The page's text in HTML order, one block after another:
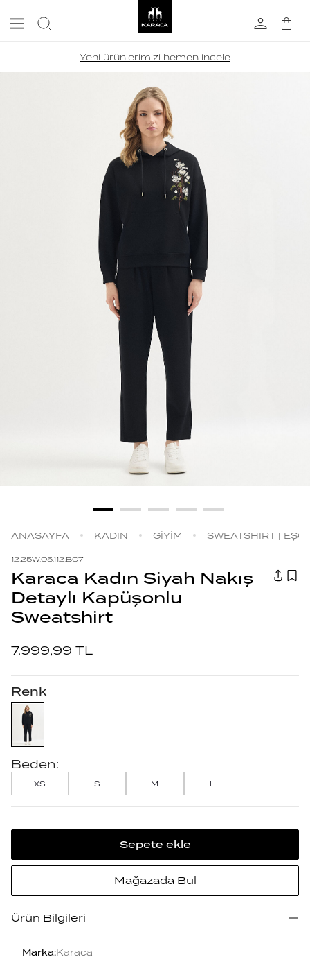
Yeni ürünlerimizi hemen incele
ANASAYFA KADIN GİYİM SWEATSHIRT |
12.25W.05.112.B07
Karaca Kadın Siyah Nakış
Detaylı Kapüşonlu
Sweatshirt
7.999,99 TL
Renk
Beden:
XS S M L
Sepete ekle
Mağazada Bul
Ürün Bilgileri
Marka:Karaca